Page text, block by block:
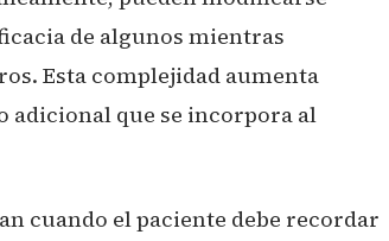
de algunos mientras
Esta complejidad aumenta
adicional que se incorpora al
cuando el paciente debe recordar